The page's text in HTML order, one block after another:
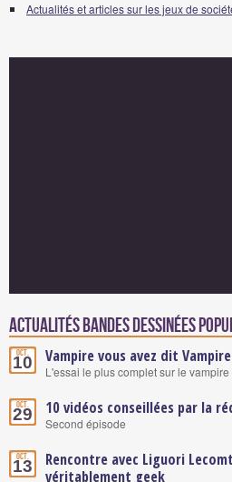
Actualités et articles sur les jeux de
Actualités Bandes Dessinées
Oct.
10 Vampire vous avez dit Vampire
L'essai le plus complet sur le vampire
Oct.
29 10 vidéos conseillées par la
Second épisode
Oct.
13
Rencontre avec Liguori
véritablement geek